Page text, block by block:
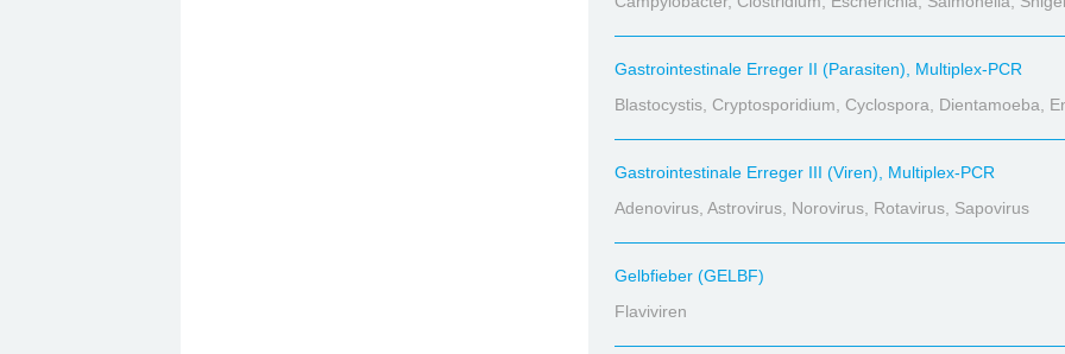
Gastrointestinale Erreger II (Parasiten), Multiplex-PCR
Blastocystis, Cryptosporidium, Cyclospora, Dientamoeba,
Gastrointestinale Erreger III (Viren), Multiplex-PCR
Adenovirus, Astrovirus, Norovirus, Rotavirus, Sapovirus
Gelbfieber (GELBF)
Flaviviren